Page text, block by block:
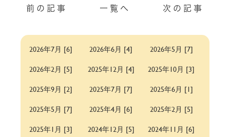
前の記事 一覧へ 次の記事
2026年7月 [6] 2026年6月 [4]
2026年5月 [7]
2026年2月 [5]
2025年12月 [4]
2025年10月 [3]
2025年9月 [2]
2025年7月 [7]
2025年6月 [1]
2025年5月 [7]
2025年4月 [6]
2025年2月 [5]
2025年1月 [3]
2024年12月 [5]
2024年11月 [6]